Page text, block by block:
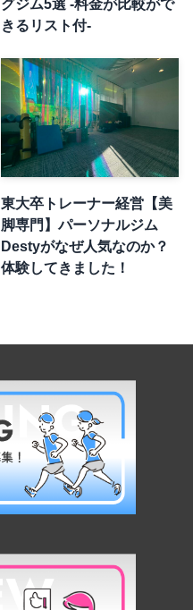
きるリスト付-
東大卒トレーナー経営【美
脚専門】パーソナルジム
Destyがなぜ人気なのか？
体験してきました！